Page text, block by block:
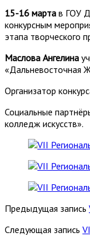
15-16 марта в ГОУ
конкурсным
этапа творческого
Маслова Ангелина
«Дальневосточная
Организатор
Социальные
колледж искусств».
Предыдущая запись
Следующая запись